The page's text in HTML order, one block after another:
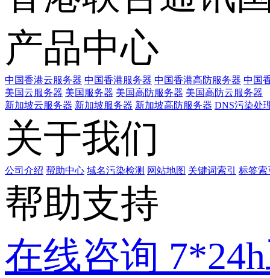
产品中心
中国香港云服务器 中国香港服务器 中国香港高防服务器 中国
美国云服务器 美国服务器 美国高防服务器 美国高防云服务器
新加坡云服务器 新加坡服务器 新加坡高防服务器 DNS污染处
关于我们
公司介绍 帮助中心 域名污染检测 网站地图 关键词索引 标签索
帮助支持
在线咨询